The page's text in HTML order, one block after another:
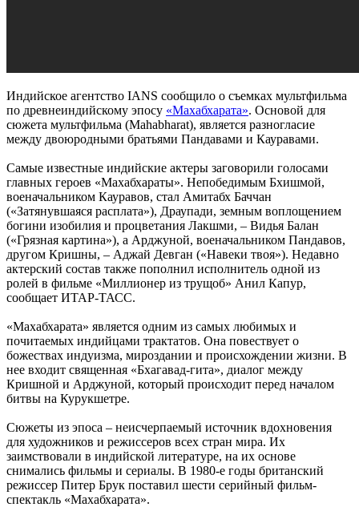
Индийское агентство IANS сообщило о съемках мультфильма
по древнеиндийскому эпосу «Махабхарата». Основой для
сюжета мультфильма (Mahabharat), является разногласие
между двоюродными братьями Пандавами и Кауравами.
Самые известные индийские актеры заговорили голосами
главных героев «Махабхараты». Непобедимым Бхишмой,
военачальником Кауравов, стал Амитабх Баччан
(«Затянувшаяся расплата»), Драупади, земным воплощением
богини изобилия и процветания Лакшми, – Видья Балан
(«Грязная картина»), а Арджуной, военачальником Пандавов,
другом Кришны, – Аджай Девган («Навеки твоя»). Недавно
актерский состав также пополнил исполнитель одной из
ролей в фильме «Миллионер из трущоб» Анил Капур,
сообщает ИТАР-ТАСС.
«Махабхарата» является одним из самых любимых и
почитаемых индийцами трактатов. Она повествует о
божествах индуизма, мироздании и происхождении жизни. В
нее входит священная «Бхагавад-гита», диалог между
Кришной и Арджуной, который происходит перед началом
битвы на Курукшетре.
Сюжеты из эпоса – неисчерпаемый источник вдохновения
для художников и режиссеров всех стран мира. Их
заимствовали в индийской литературе, на их основе
снимались фильмы и сериалы. В 1980-е годы британский
режиссер Питер Брук поставил шести серийный фильм-
спектакль «Махабхарата».